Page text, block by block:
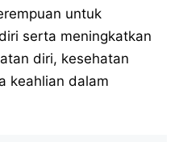
untuk
serta meningkatkan
diri, kesehatan
keahlian dalam